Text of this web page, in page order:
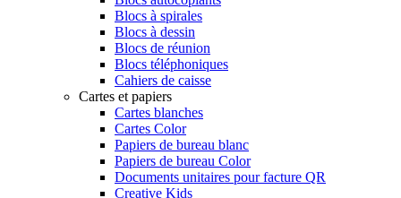
Blocs à spirales
Blocs à dessin
Blocs de réunion
Blocs téléphoniques
Cahiers de caisse
Cartes et papiers
Cartes blanches
Cartes Color
Papiers de bureau blanc
Papiers de bureau Color
Documents unitaires pour facture QR
Creative Kids